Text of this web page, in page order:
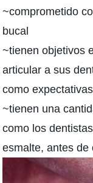
~comprometido
bucal
~tienen objetivos
articular a sus
como
~tienen una
como los
esmalte, antes